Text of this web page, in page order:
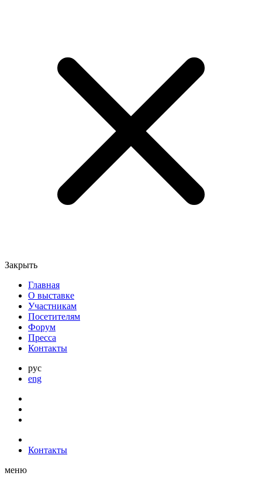
Закрыть
Главная
О выставке
Участникам
Посетителям
Форум
Пресса
Контакты
рус
eng
Контакты
меню